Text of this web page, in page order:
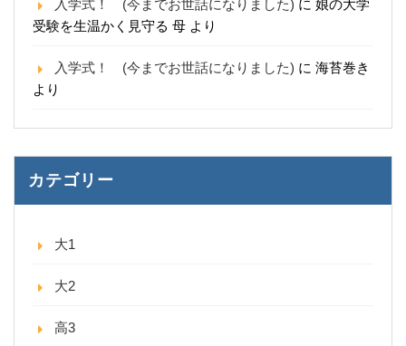
入学式！ (今までお世話になりました) に 娘の大学
受験を生温かく見守る 母 より
入学式！ (今までお世話になりました) に 海苔巻き
より
カテゴリー
大1
大2
高3